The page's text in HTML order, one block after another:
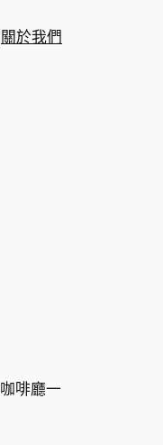
關於我們
啡廳一